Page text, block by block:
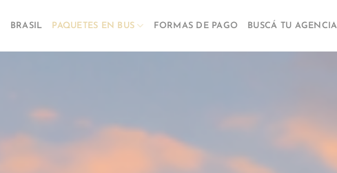
BRASIL PAQUETES EN BUS FORMAS DE PAGO BUSCÁ TU AGENCIA